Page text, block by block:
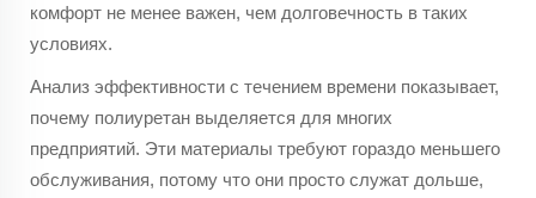
комфорт не менее важен, чем долговечность в таких
условиях.
Анализ эффективности с течением времени показывает,
почему полиуретан выделяется для многих
предприятий. Эти материалы требуют гораздо меньшего
обслуживания, потому что они просто служат дольше,